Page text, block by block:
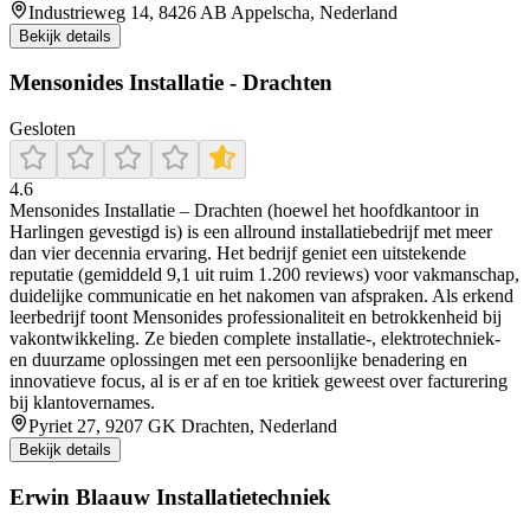
Industrieweg 14, 8426 AB Appelscha, Nederland
Bekijk details
Mensonides Installatie - Drachten
Gesloten
4.6
Mensonides Installatie – Drachten (hoewel het hoofdkantoor in
Harlingen gevestigd is) is een allround installatiebedrijf met meer
dan vier decennia ervaring. Het bedrijf geniet een uitstekende
reputatie (gemiddeld 9,1 uit ruim 1.200 reviews) voor vakmanschap,
duidelijke communicatie en het nakomen van afspraken. Als erkend
leerbedrijf toont Mensonides professionaliteit en betrokkenheid bij
vakontwikkeling. Ze bieden complete installatie-, elektrotechniek-
en duurzame oplossingen met een persoonlijke benadering en
innovatieve focus, al is er af en toe kritiek geweest over facturering
bij klantovernames.
Pyriet 27, 9207 GK Drachten, Nederland
Bekijk details
Erwin Blaauw Installatietechniek